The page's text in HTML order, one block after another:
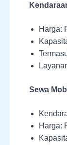
Harga:
Sewa
Harga: